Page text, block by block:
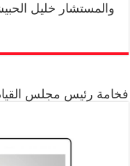
والمستشار خليل
فخامة رئيس مجلس